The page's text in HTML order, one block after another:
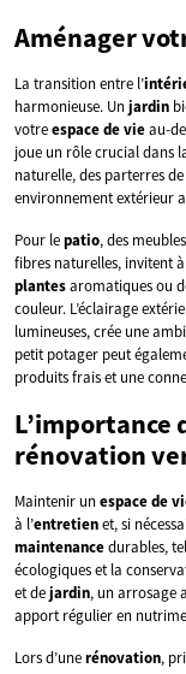
Aménager
La transition entre l’
harmonieuse. Unjardin
votreespace de vieau-
joue un rôle crucial dans
naturelle, des parterres de
environnement extérieur
Pour lepatio, des
fibres naturelles, invitent
plantesaromatiques ou
couleur. L’éclairage
lumineuses, crée une
petit potager peut
produits frais et une
L’importance
rénovation
Maintenir unespace de
à l’entretienet, si
maintenancedurables,
écologiques et la
et dejardin, un arrosage
apport régulier en
Lors d’unerénovation,